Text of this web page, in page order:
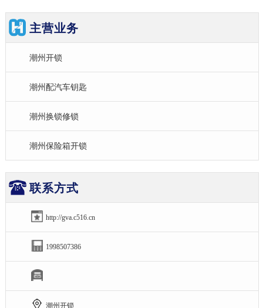
主营业务
潮州开锁
潮州配汽车钥匙
潮州换锁修锁
潮州保险箱开锁
联系方式
http://gva.c516.cn
1998507386
潮州开锁